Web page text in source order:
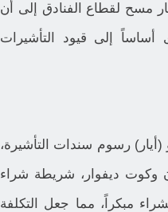
مسح لقطاع الفنادق إلى أن
إلى قيود التأشيرات
رسوم سندات التأشيرة،
وإيران وكوت ديفوار، شريطة شراء
الشراء مبكراً، مما جعل التكلفة